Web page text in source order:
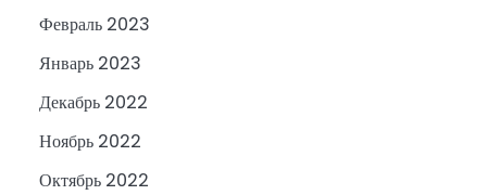
Февраль 2023
Январь 2023
Декабрь 2022
Ноябрь 2022
Октябрь 2022